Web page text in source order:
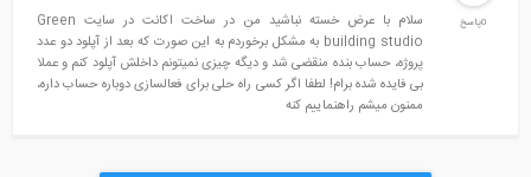
سلام با عرض خسته نباشید من در ساخت اکانت در سایت Green
building studio به مشکل برخوردم به این صورت که بعد از آپلود دو عدد
پروژه، حساب بنده منقضی شد و دیگه چیزی نمیتونم داخلش آپلود کنم و عملا
بی فایده شده برام! لطفا اگر کسی راه حلی برای فعالسازی دوباره حساب داره،
ممنون میشم راهنماییم کنه